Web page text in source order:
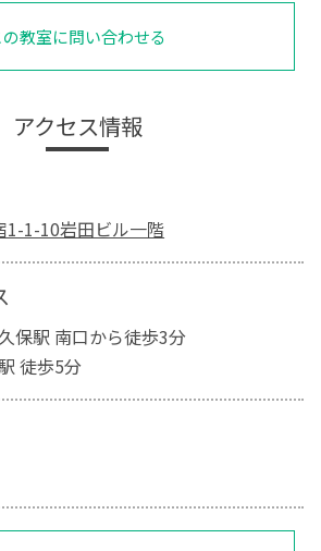
の教室に問い合わせる
アクセス情報
1-1-10岩田ビル一階
保駅 南口から徒歩3分
徒歩5分